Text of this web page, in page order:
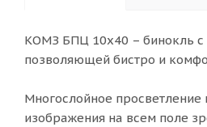
КОМЗ БПЦ 10x40 – бинокль с
позволяющей бистро и
Многослойное просветление
изображения на всем поле